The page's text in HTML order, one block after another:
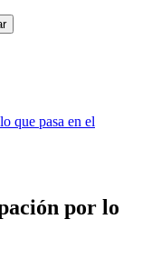
que pasa en el
por lo